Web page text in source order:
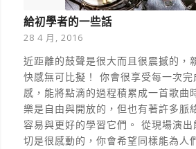
給初學者的一些話
28 4 月, 2016
近距離的鼓聲是很大而且很震撼的，
快感無可比擬！ 你會很享受每一次
感，能將點滴的過程積累成一首歌曲
樂是自由與開放的，但也有著許多脈
容易與更好的學習它們。 從現場演
切是很感動的，你會希望同樣能為人